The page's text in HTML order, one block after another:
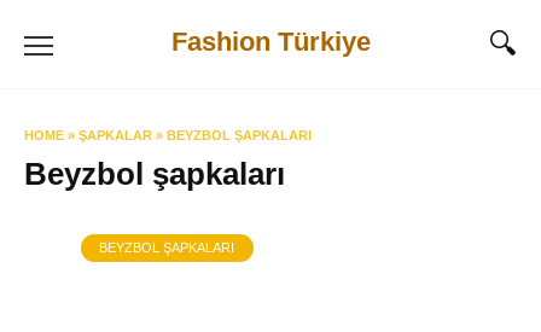
Fashion Türkiye
HOME » ŞAPKALAR » BEYZBOL ŞAPKALARI
Beyzbol şapkaları
BEYZBOL ŞAPKALARI